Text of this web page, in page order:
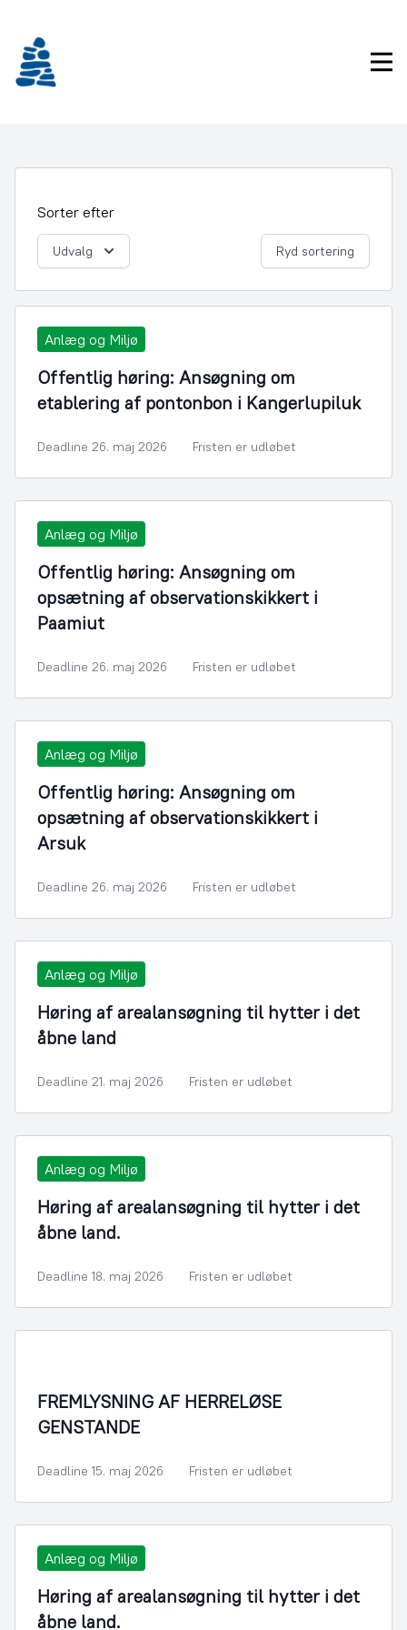
indhold
Sorter efter
Udvalg Ryd sortering
Anlæg og Miljø
Offentlig høring: Ansøgning om
etablering af pontonbon i Kangerlupiluk
Deadline 26. maj 2026 Fristen er udløbet
Anlæg og Miljø
Offentlig høring: Ansøgning om
opsætning af observationskikkert i
Paamiut
Deadline 26. maj 2026 Fristen er udløbet
Anlæg og Miljø
Offentlig høring: Ansøgning om
opsætning af observationskikkert i
Arsuk
Deadline 26. maj 2026 Fristen er udløbet
Anlæg og Miljø
Høring af arealansøgning til hytter i det
åbne land
Deadline 21. maj 2026 Fristen er udløbet
Anlæg og Miljø
Høring af arealansøgning til hytter i det
åbne land.
Deadline 18. maj 2026 Fristen er udløbet
FREMLYSNING AF HERRELØSE
GENSTANDE
Deadline 15. maj 2026 Fristen er udløbet
Anlæg og Miljø
Høring af arealansøgning til hytter i det
åbne land.